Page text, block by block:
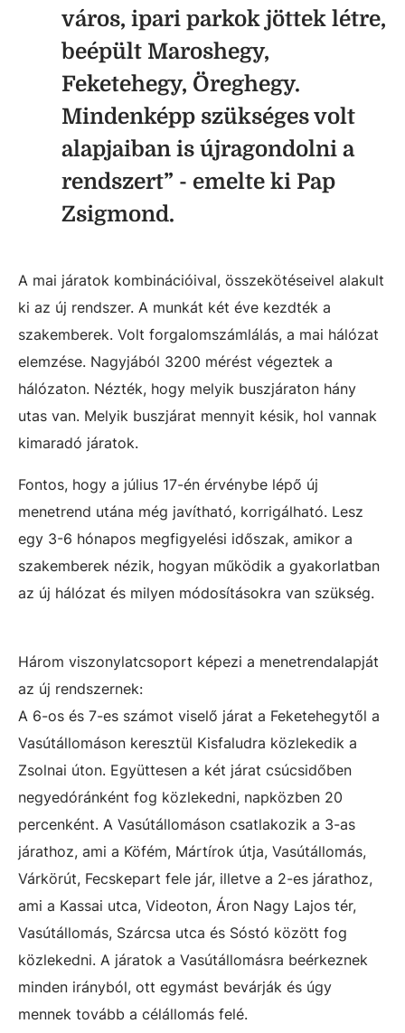
város, ipari parkok jöttek létre,
beépült Maroshegy,
Feketehegy, Öreghegy.
Mindenképp szükséges volt
alapjaiban is újragondolni a
rendszert” - emelte ki Pap
Zsigmond.
A mai járatok kombinációival, összekötéseivel alakult
ki az új rendszer. A munkát két éve kezdték a
szakemberek. Volt forgalomszámlálás, a mai hálózat
elemzése. Nagyjából 3200 mérést végeztek a
hálózaton. Nézték, hogy melyik buszjáraton hány
utas van. Melyik buszjárat mennyit késik, hol vannak
kimaradó járatok.
Fontos, hogy a július 17-én érvénybe lépő új
menetrend utána még javítható, korrigálható. Lesz
egy 3-6 hónapos megfigyelési időszak, amikor a
szakemberek nézik, hogyan működik a gyakorlatban
az új hálózat és milyen módosításokra van szükség.
Három viszonylatcsoport képezi a menetrendalapját
az új rendszernek:
A 6-os és 7-es számot viselő járat a Feketehegytől a
Vasútállomáson keresztül Kisfaludra közlekedik a
Zsolnai úton. Együttesen a két járat csúcsidőben
negyedóránként fog közlekedni, napközben 20
percenként. A Vasútállomáson csatlakozik a 3-as
járathoz, ami a Köfém, Mártírok útja, Vasútállomás,
Várkörút, Fecskepart fele jár, illetve a 2-es járathoz,
ami a Kassai utca, Videoton, Áron Nagy Lajos tér,
Vasútállomás, Szárcsa utca és Sóstó között fog
közlekedni. A járatok a Vasútállomásra beérkeznek
minden irányból, ott egymást bevárják és úgy
mennek tovább a célállomás felé.